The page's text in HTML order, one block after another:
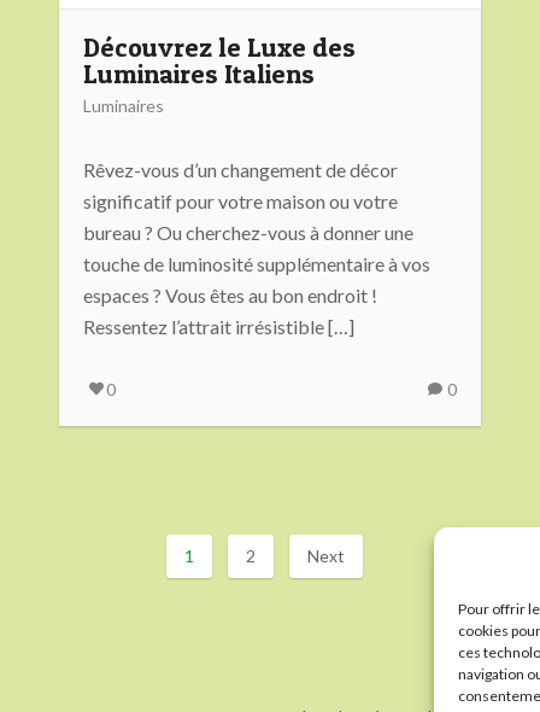
Pour offrir
cookies
ces
navigation
Découvrez le Luxe des
Luminaires Italiens
Luminaires
Rêvez-vous d’un changement de décor
significatif pour votre maison ou votre
bureau ? Ou cherchez-vous à donner une
touche de luminosité supplémentaire à vos
espaces ? Vous êtes au bon endroit !
Ressentez l’attrait irrésistible […]
0 0
1 2 Next